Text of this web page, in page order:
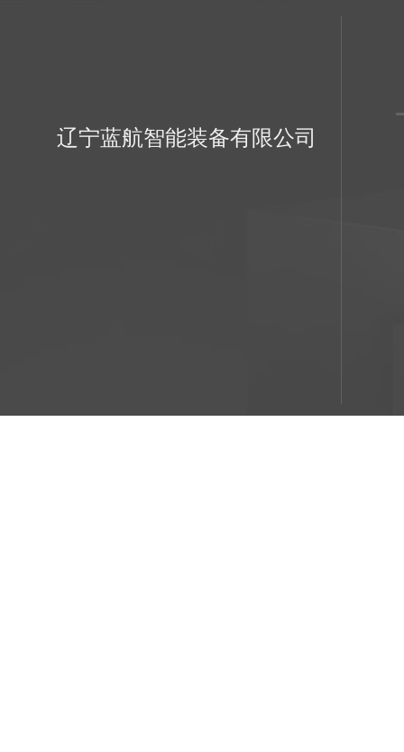
辽宁蓝航智能装备有限公司